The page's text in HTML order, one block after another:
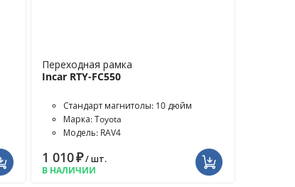
Переходная рамка
Incar RTY-FC550
Стандарт магнитолы: 10 дюйм
Марка: Toyota
Модель: RAV4
1 010₽/ шт.
В НАЛИЧИИ